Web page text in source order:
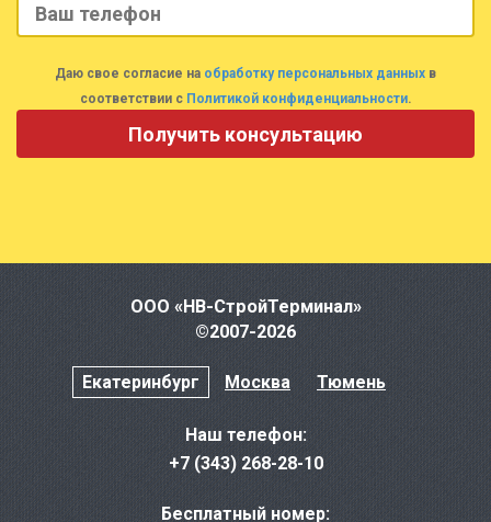
Даю свое согласие на обработку персональных данных в
соответствии с Политикой конфиденциальности.
ООО «НВ-СтройТерминал»
©2007-2026
Екатеринбург Москва Тюмень
Наш телефон:
+7 (343) 268-28-10
Бесплатный номер: